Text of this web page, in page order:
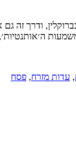
ודרך
ה׳אותנטיות׳,
, עדות מזרח, פסח